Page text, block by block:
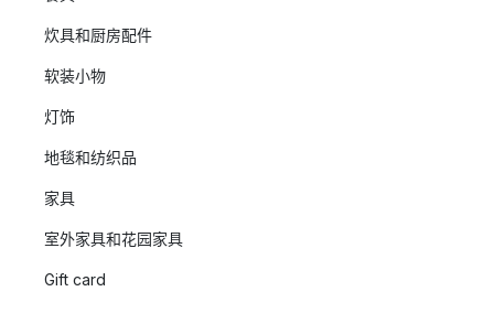
炊具和厨房配件
软装小物
灯饰
地毯和纺织品
家具
室外家具和花园家具
Gift card